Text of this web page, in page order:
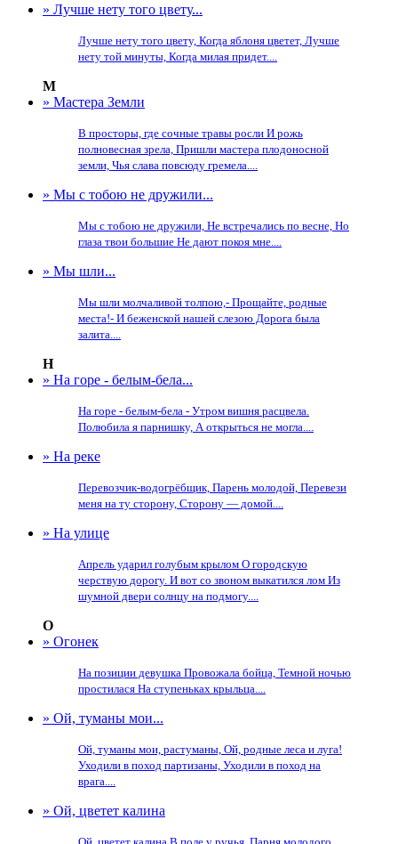
» Лучше нету того цвету...
Лучше нету того цвету, Когда яблоня цветет, Лучше
нету той минуты, Когда милая придет....
М
» Мастера Земли
В просторы, где сочные травы росли И рожь
полновесная зрела, Пришли мастера плодоносной
земли, Чья слава повсюду гремела....
» Мы с тобою не дружили...
Мы с тобою не дружили, Не встречались по весне, Но
глаза твои большие Не дают покоя мне....
» Мы шли...
Мы шли молчаливой толпою,- Прощайте, родные
места!- И беженской нашей слезою Дорога была
залита....
Н
» На горе - белым-бела...
На горе - белым-бела - Утром вишня расцвела.
Полюбила я парнишку, А открыться не могла....
» На реке
Перевозчик-водогрёбщик, Парень молодой, Перевези
меня на ту сторону, Сторону — домой....
» На улице
Апрель ударил голубым крылом О городскую
черствую дорогу. И вот со звоном выкатился лом Из
шумной двери солнцу на подмогу....
О
» Огонек
На позиции девушка Провожала бойца, Темной ночью
простилася На ступеньках крыльца....
» Ой, туманы мои...
Ой, туманы мои, растуманы, Ой, родные леса и луга!
Уходили в поход партизаны, Уходили в поход на
врага....
» Ой, цветет калина